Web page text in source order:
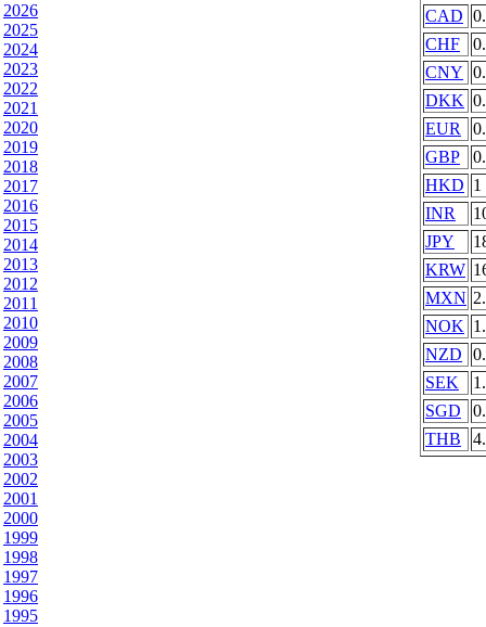
2026
2025
2024
2023
2022
2021
2020
2019
2018
2017
2016
2015
2014
2013
2012
2011
2010
2009
2008
2007
2006
2005
2004
2003
2002
2001
2000
1999
1998
1997
1996
1995
CAD
CHF
CNY
DKK
EUR
GBP
HKD 1
INR
JPY
KRW
MXN
NOK
NZD
SEK
SGD
THB